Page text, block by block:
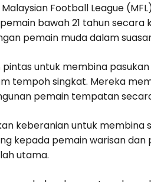
Football League
bawah 21 tahun secara
pemain muda dalam
untuk membina
tempoh singkat. Mereka
pemain tempatan
keberanian untuk membina
kepada pemain warisan
utama.